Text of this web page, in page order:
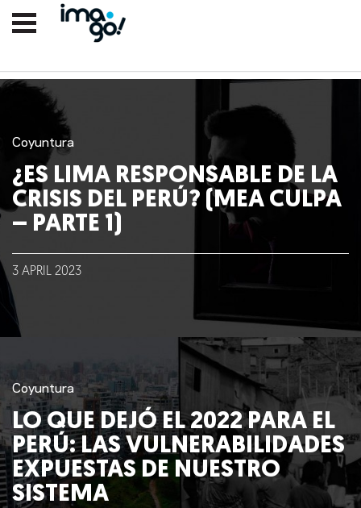
Coyuntura
¿ES LIMA RESPONSABLE DE LA
CRISIS DEL PERÚ? (MEA CULPA
– PARTE 1)
3 APRIL 2023
Coyuntura
LO QUE DEJÓ EL 2022 PARA EL
PERÚ: LAS VULNERABILIDADES
EXPUESTAS DE NUESTRO
SISTEMA